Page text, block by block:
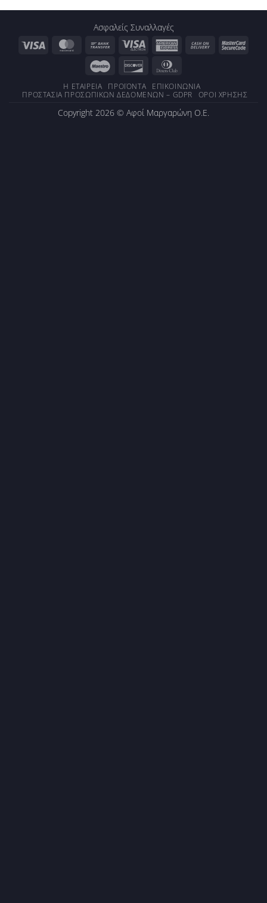
Ασφαλείς Συναλλαγές
Visa
MasterCardBank
Transfer
Visa
Electron
American
Cash
Maestro Discover
Η ΕΤΑΙΡΕΊΑ ΠΡΟΪΌΝΤΑ
ΕΠΙΚΟΙΝΩΝΊΑ
ΠΡΟΣΤΑΣΊΑ ΠΡΟΣΩΠΙΚΏΝ ΔΕΔΟΜΈΝΩΝ – GDPR
ΌΡΟΙ ΧΡΉΣΗΣ
Copyright 2026 © Αφοί Μαργαρώνη Ο.Ε.